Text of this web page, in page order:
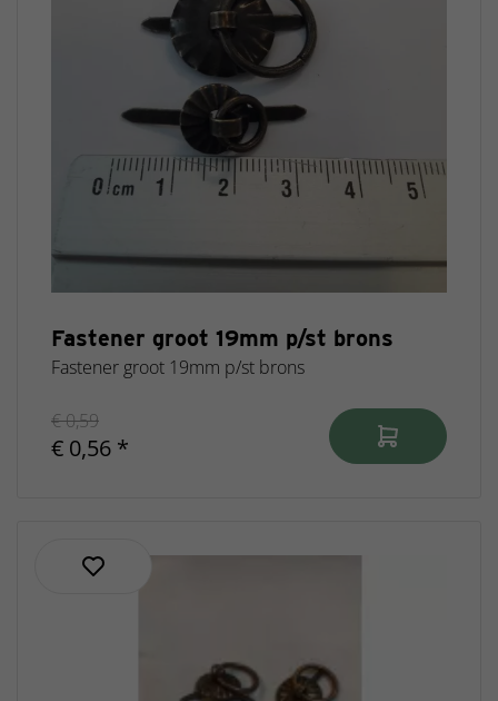
Fastener groot 19mm p/st brons
Fastener groot 19mm p/st brons
€ 0,59
€ 0,56 *